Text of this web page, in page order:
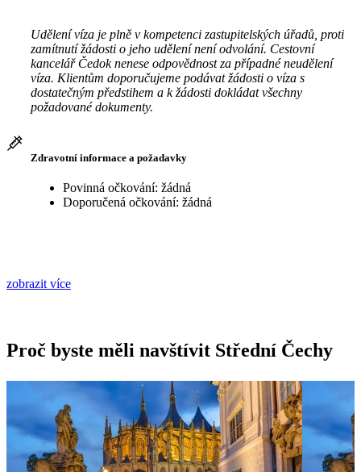
Udělení víza je plně v kompetenci zastupitelských úřadů, proti
zamítnutí žádosti o jeho udělení není odvolání. Cestovní
kancelář Čedok nenese odpovědnost za případné neudělení
víza. Klientům doporučujeme podávat žádosti o víza s
dostatečným předstihem a k žádosti dokládat všechny
požadované dokumenty.
Zdravotní informace a požadavky
Povinná očkování: žádná
Doporučená očkování: žádná
zobrazit více
Proč byste měli navštívit Střední Čechy